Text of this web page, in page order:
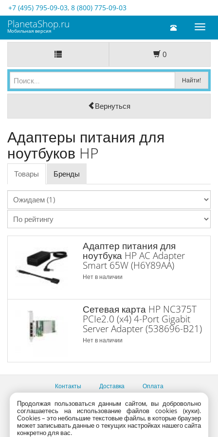
+7 (495) 795-09-03, 8 (800) 775-09-03
Toggle
PlanetaShop.ru
Мобильная версия
0
Вернуться
Адаптеры питания для
ноутбуков HP
Товары Бренды
Адаптер питания для
ноутбука HP AC Adapter
Smart 65W (H6Y89AA)
Нет в наличии
Сетевая карта HP NC375T
PCIe2.0 (x4) 4-Port Gigabit
Server Adapter (538696-B21)
Нет в наличии
Контакты Доставка Оплата
Все пункты выдачи
Консультации продавцов по телефону:+7 (495) 795-09-03,
+7 (800) 775-09-03
PlanetaShop.ru © 2000 - 2017 | Все права защищены
Продолжая пользоваться данным сайтом, вы добровольно
соглашаетесь на использование файлов cookies (куки).
Сookies – это небольшие текстовые файлы, в которые браузер
может записывать данные о текущих настройках нашего сайта
конкретно для вас.